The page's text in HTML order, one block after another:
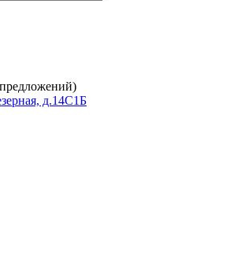
д.14С1Б